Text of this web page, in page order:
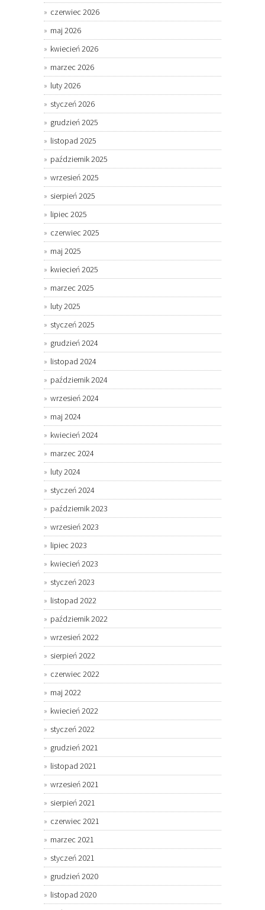
czerwiec 2026
maj 2026
kwiecień 2026
marzec 2026
luty 2026
styczeń 2026
grudzień 2025
listopad 2025
październik 2025
wrzesień 2025
sierpień 2025
lipiec 2025
czerwiec 2025
maj 2025
kwiecień 2025
marzec 2025
luty 2025
styczeń 2025
grudzień 2024
listopad 2024
październik 2024
wrzesień 2024
maj 2024
kwiecień 2024
marzec 2024
luty 2024
styczeń 2024
październik 2023
wrzesień 2023
lipiec 2023
kwiecień 2023
styczeń 2023
listopad 2022
październik 2022
wrzesień 2022
sierpień 2022
czerwiec 2022
maj 2022
kwiecień 2022
styczeń 2022
grudzień 2021
listopad 2021
wrzesień 2021
sierpień 2021
czerwiec 2021
marzec 2021
styczeń 2021
grudzień 2020
listopad 2020